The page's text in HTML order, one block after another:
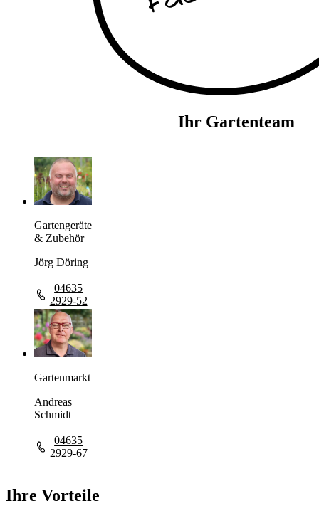
Ihr Gartenteam
Gartengeräte
& Zubehör
Jörg Döring
04635
2929-52
Gartenmarkt
Andreas
Schmidt
04635
2929-67
Ihre Vorteile